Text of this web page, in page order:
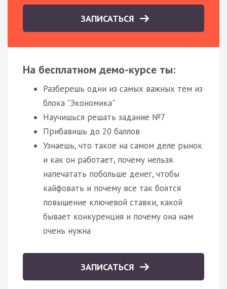
ЗАПИСАТЬСЯ
На бесплатном демо-курсе ты:
Разберешь одни из самых важных тем из
блока "Экономика"
Научишься решать задание №7
Прибавишь до 20 баллов
Узнаешь, что такое на самом деле рынок
и как он работает, почему нельзя
напечатать побольше денег, чтобы
кайфовать и почему все так боятся
повышение ключевой ставки, какой
бывает конкуренция и почему она нам
очень нужна
ЗАПИСАТЬСЯ